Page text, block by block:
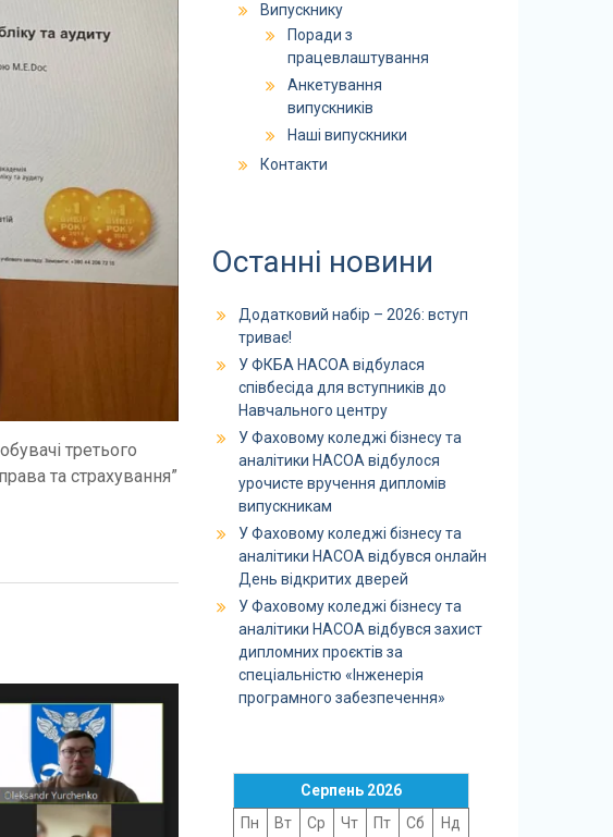
третього
та страхування”
Випускнику
Поради з
працевлаштування
Анкетування
випускників
Наші випускники
Контакти
Останні новини
Додатковий набір – 2026: вступ
триває!
У ФКБА НАСОА відбулася
співбесіда для вступників до
Навчального центру
У Фаховому коледжі бізнесу та
аналітики НАСОА відбулося
урочисте вручення дипломів
випускникам
У Фаховому коледжі бізнесу та
аналітики НАСОА відбувся онлайн
День відкритих дверей
У Фаховому коледжі бізнесу та
аналітики НАСОА відбувся захист
дипломних проєктів за
спеціальністю «Інженерія
програмного забезпечення»
Серпень 2026
Пн
Вт Ср Чт Пт Сб Нд